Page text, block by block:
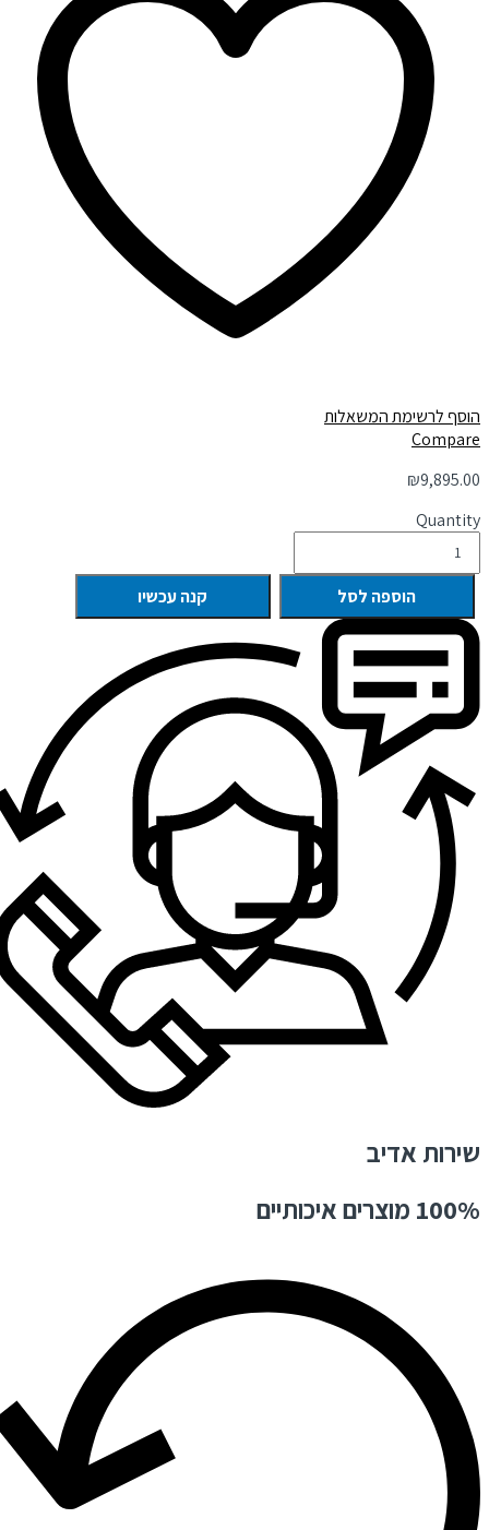
הוסף לרשימת המשאלות
Compare
₪9,895.00
Quantity
הוספה לסל קנה עכשיו
שירות אדיב
100% מוצרים איכותיים